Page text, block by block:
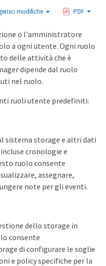
modifiche PDF
o l'amministratore
a ogni utente. Ogni ruolo
delle attività che è
dipende dal ruolo
nel ruolo.
ruoli utente predefiniti:
sistema storage e altri dati
cronologie e
ruolo consente
assegnare,
note per gli eventi.
dello storage in
consente
di configurare le soglie
e policy specifiche per la